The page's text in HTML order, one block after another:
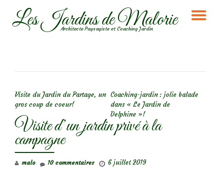
AllerLes Jardins de Malorie
Architecte Paysagiste et Coaching Jardin
Visite du Jardin du Partage, un
gros coup de coeur!
Coaching-jardin : jolie balade
dans « Le Jardin de
Delphine »!
Visite d’un jardin privé à la
campagne
malo 6 juillet 2019
10 commentaires